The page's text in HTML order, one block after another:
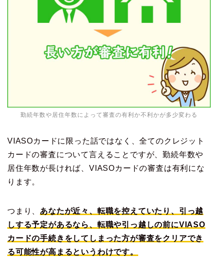
勤続年数や居住年数によって審査の有利か不利かが多少変わる
VIASOカードに限った話ではなく、全てのクレジット
カードの審査について言えることですが、勤続年数や
居住年数が長ければ、VIASOカードの審査は有利にな
ります。
つまり、 あなたが近々、転職を控えていたり、引っ越
しする予定があるなら、転職や引っ越しの前にVIASO
カードの手続きをしてしまった方が審査をクリアでき
る可能性が高まるというわけです。